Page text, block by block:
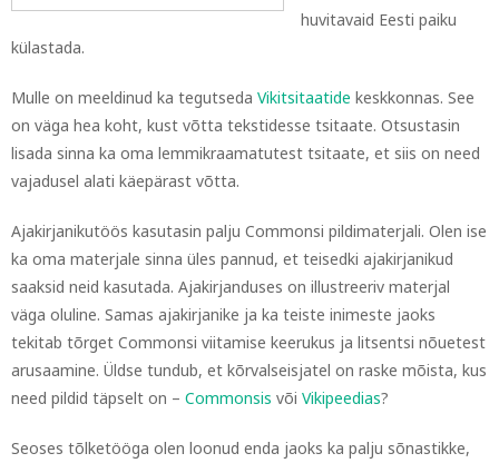
huvitavaid Eesti paiku
külastada.
Mulle on meeldinud ka tegutseda Vikitsitaatide keskkonnas. See
on väga hea koht, kust võtta tekstidesse tsitaate. Otsustasin
lisada sinna ka oma lemmikraamatutest tsitaate, et siis on need
vajadusel alati käepärast võtta.
Ajakirjanikutöös kasutasin palju Commonsi pildimaterjali. Olen ise
ka oma materjale sinna üles pannud, et teisedki ajakirjanikud
saaksid neid kasutada. Ajakirjanduses on illustreeriv materjal
väga oluline. Samas ajakirjanike ja ka teiste inimeste jaoks
tekitab tõrget Commonsi viitamise keerukus ja litsentsi nõuetest
arusaamine. Üldse tundub, et kõrvalseisjatel on raske mõista, kus
need pildid täpselt on – Commonsis või Vikipeedias?
Seoses tõlketööga olen loonud enda jaoks ka palju sõnastikke,